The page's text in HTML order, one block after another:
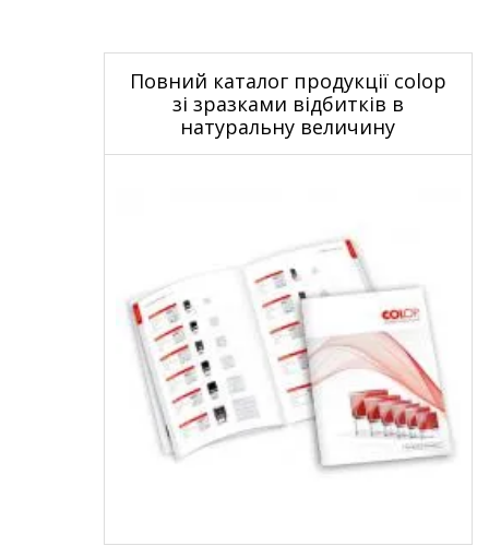
Повний каталог продукції colop
зі зразками відбитків в
натуральну величину